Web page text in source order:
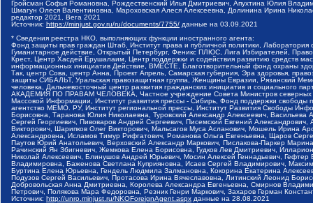
Гройсман Софья Романовна, Рождественский Илья Дмитриевич, Апухтина Юлия
Шмагун Олеся Валентиновна, Мароховская Алеся Алексеевна, Долинина Ирина
редактор 2021, Вега 2021
Источник: https://minjust.gov.ru/ru/documents/7755/ данные на 03.09.2021
* Сведения реестра НКО, выполняющих функции иностранного агента:
Фонд защиты прав граждан Штаб, Институт права и публичной политики,
Гуманитарное действие, Открытый Петербург, Феникс ПЛЮС, Лига Избирателей,
Крест, Центр Хасдей Ерушалаим, Центр поддержки и содействия развитию средств
информационных инициатив Действие, ВМЕСТЕ, Благотворительный фонд охраны
Так, центр Сова, центр Анна, Проект Апрель, Самарская губерния, Эра здоровья,
защиты СИБАЛЬТ, Уральская правозащитная группа, Женщины Евразии, Рязанский
человека, Дальневосточный центр развития гражданских инициатив и социального
АКАДЕМИЯ ПО ПРАВАМ ЧЕЛОВЕКА, Частное учреждение Совета Министров северных
Массовой Информации, Институт развития прессы - Сибирь, Фонд поддержки
агентство МЕМО. РУ, Институт региональной прессы, Институт Развития Свободы
Борисовна, Таранова Юлия Николаевна, Туровский Александр Алексеевич,
Сергей Георгиевич, Пивоваров Андрей Сергеевич, Писемский Евгений
Викторович, Шарипков Олег Викторович, Мальсагов Муса Асланович, Мошель Ирина
Александровна, Исламов Тимур Рифгатович, Романова Ольга Евгеньевна, Щаров
Паутов Юрий Анатольевич, Верховский Александр Маркович, Пислакова-Паркер
Рачинский Ян Збигневич, Жемкова Елена Борисовна, Гудков Лев Дмитриевич,
Николай Алексеевич, Блинушов Андрей Юрьевич, Мосин Алексей Геннадьевич,
Владимировна, Баженова Светлана Куприяновна, Исаев Сергей Владимирович,
Буртина Елена Юрьевна, Гендель Людмила Залмановна, Кокорина Екатерина
Подузов Сергей Васильевич, Протасова Ирина Вячеславовна, Литинский Леонид
Добровольская Анна Дмитриевна, Королева Александра Евгеньевна, Смирнов
Петрович, Полякова Мара Федоровна, Резник Генри Маркович, Захаров Герман
Источник: http://unro.minjust.ru/NKOForeignAgent.aspx данные на 28.08.2021